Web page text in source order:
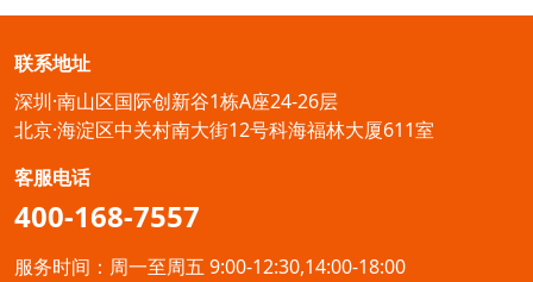
把每一个导致落花落果的 “隐形杀手” 揪出来，让果农一眼看懂自
和从业者都在追问：这波高价红利还能持续多久？盲目跟风会不
农业农村专业技术协会名誉会长韦建勋将做客《细说农技》直播
间，以数十年一线实战经验，为大家拆解脆蜜金桔的产业现状、
市场趋势，揭秘高产种植技术与长久盈利模式，帮从业者抓住窗
口期、规避风险，把 “短期爆款” 变成 “长期摇钱树”。二、核心内
容
联系地址
深圳·南山区国际创新谷1栋A座24-26层
北京·海淀区中关村南大街12号科海福林大厦611室
客服电话
400-168-7557
服务时间：周一至周五 9:00-12:30,14:00-18:00